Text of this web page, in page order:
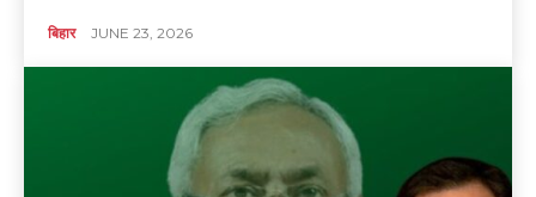
बिहार JUNE 23, 2026